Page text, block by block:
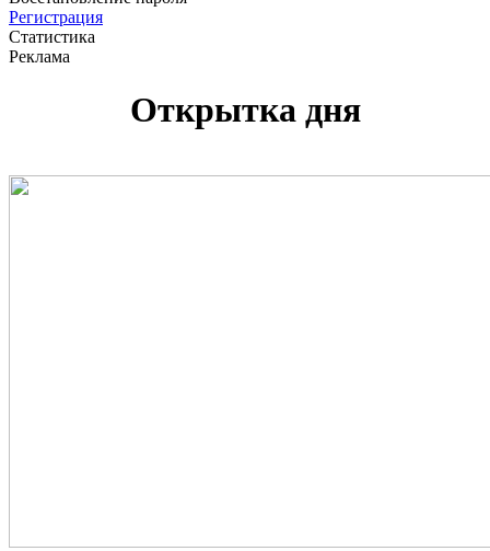
Регистрация
Статистика
Реклама
Открытка дня